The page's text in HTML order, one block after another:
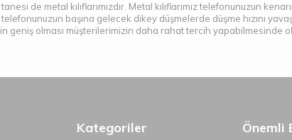
de metal kılıflarımızdır. Metal kılıflarımız telefonunuzun
başına gelecek dikey düşmelerde düşme hızını
geniş olması müşterilerimizin daha rahat tercih yapabilmesinde
Kategoriler Önemli